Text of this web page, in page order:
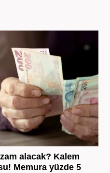
alacak? Kalem
Memura yüzde 5